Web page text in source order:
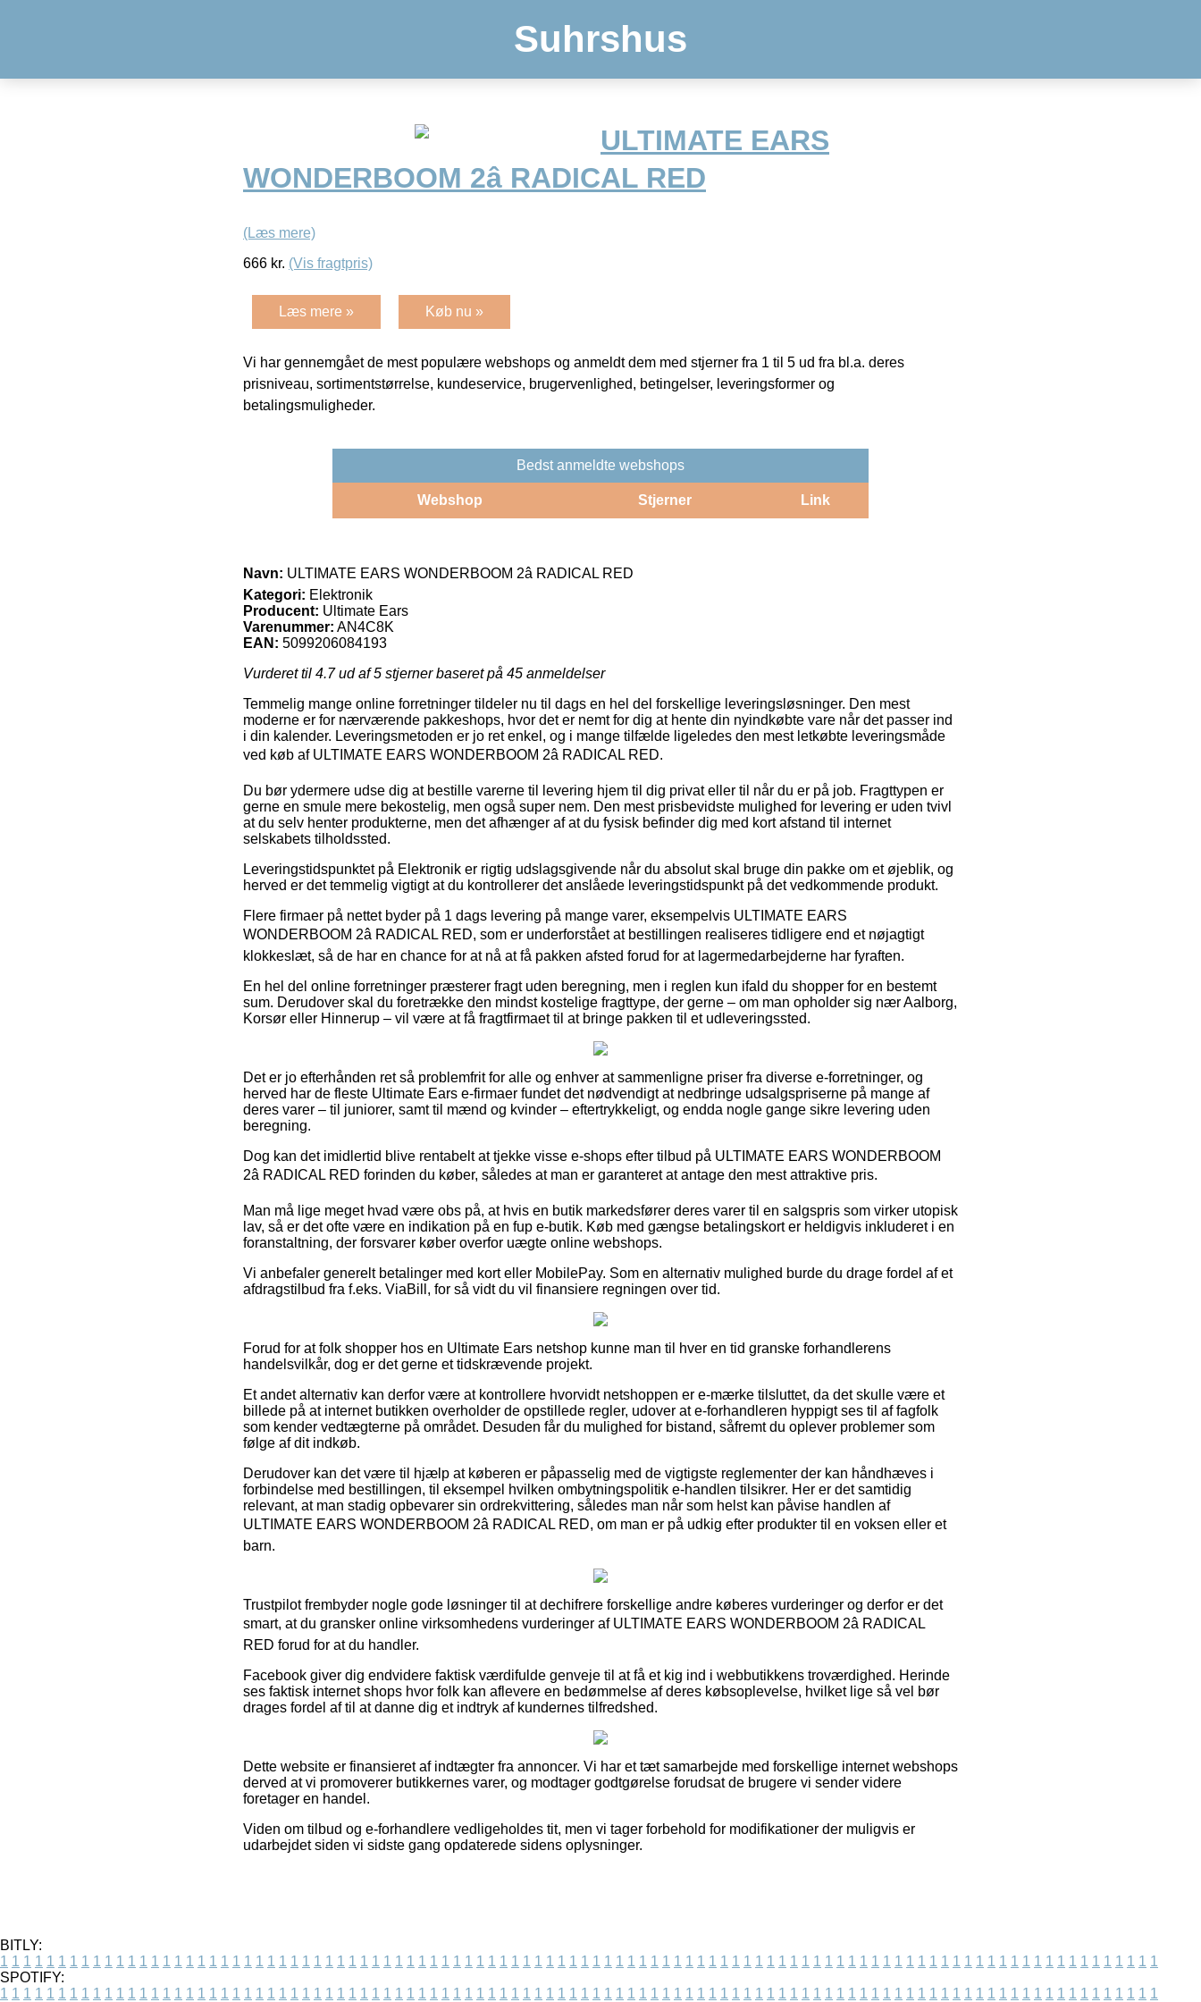
Suhrshus
ULTIMATE EARS
WONDERBOOM 2â RADICAL RED
(Læs mere)
666 kr. (Vis fragtpris)
Læs mere » Køb nu »
Vi har gennemgået de mest populære webshops og anmeldt dem med stjerner fra 1 til 5 ud fra bl.a. deres
prisniveau, sortimentstørrelse, kundeservice, brugervenlighed, betingelser, leveringsformer og
betalingsmuligheder.
Bedst anmeldte webshops
Webshop Stjerner Link
Navn: ULTIMATE EARS WONDERBOOM 2â RADICAL RED
Kategori: Elektronik
Producent: Ultimate Ears
Varenummer: AN4C8K
EAN: 5099206084193
Vurderet til 4.7ud af 5 stjerner baseret på 45 anmeldelser
Temmelig mange online forretninger tildeler nu til dags en hel del forskellige leveringsløsninger. Den mest
moderne er for nærværende pakkeshops, hvor det er nemt for dig at hente din nyindkøbte vare når det passer ind
i din kalender. Leveringsmetoden er jo ret enkel, og i mange tilfælde ligeledes den mest letkøbte leveringsmåde
ved køb af ULTIMATE EARS WONDERBOOM 2â RADICAL RED.
Du bør ydermere udse dig at bestille varerne til levering hjem til dig privat eller til når du er på job. Fragttypen er
gerne en smule mere bekostelig, men også super nem. Den mest prisbevidste mulighed for levering er uden tvivl
at du selv henter produkterne, men det afhænger af at du fysisk befinder dig med kort afstand til internet
selskabets tilholdssted.
Leveringstidspunktet på Elektronik er rigtig udslagsgivende når du absolut skal bruge din pakke om et øjeblik, og
herved er det temmelig vigtigt at du kontrollerer det anslåede leveringstidspunkt på det vedkommende produkt.
Flere firmaer på nettet byder på 1 dags levering på mange varer, eksempelvis ULTIMATE EARS
WONDERBOOM 2â RADICAL RED, som er underforstået at bestillingen realiseres tidligere end et nøjagtigt
klokkeslæt, så de har en chance for at nå at få pakken afsted forud for at lagermedarbejderne har fyraften.
En hel del online forretninger præsterer fragt uden beregning, men i reglen kun ifald du shopper for en bestemt
sum. Derudover skal du foretrække den mindst kostelige fragttype, der gerne – om man opholder sig nær Aalborg,
Korsør eller Hinnerup – vil være at få fragtfirmaet til at bringe pakken til et udleveringssted.
Det er jo efterhånden ret så problemfrit for alle og enhver at sammenligne priser fra diverse e-forretninger, og
herved har de fleste Ultimate Ears e-firmaer fundet det nødvendigt at nedbringe udsalgspriserne på mange af
deres varer – til juniorer, samt til mænd og kvinder – eftertrykkeligt, og endda nogle gange sikre levering uden
beregning.
Dog kan det imidlertid blive rentabelt at tjekke visse e-shops efter tilbud på ULTIMATE EARS WONDERBOOM
2â RADICAL RED forinden du køber, således at man er garanteret at antage den mest attraktive pris.
Man må lige meget hvad være obs på, at hvis en butik markedsfører deres varer til en salgspris som virker utopisk
lav, så er det ofte være en indikation på en fup e-butik. Køb med gængse betalingskort er heldigvis inkluderet i en
foranstaltning, der forsvarer køber overfor uægte online webshops.
Vi anbefaler generelt betalinger med kort eller MobilePay. Som en alternativ mulighed burde du drage fordel af et
afdragstilbud fra f.eks. ViaBill, for så vidt du vil finansiere regningen over tid.
Forud for at folk shopper hos en Ultimate Ears netshop kunne man til hver en tid granske forhandlerens
handelsvilkår, dog er det gerne et tidskrævende projekt.
Et andet alternativ kan derfor være at kontrollere hvorvidt netshoppen er e-mærke tilsluttet, da det skulle være et
billede på at internet butikken overholder de opstillede regler, udover at e-forhandleren hyppigt ses til af fagfolk
som kender vedtægterne på området. Desuden får du mulighed for bistand, såfremt du oplever problemer som
følge af dit indkøb.
Derudover kan det være til hjælp at køberen er påpasselig med de vigtigste reglementer der kan håndhæves i
forbindelse med bestillingen, til eksempel hvilken ombytningspolitik e-handlen tilsikrer. Her er det samtidig
relevant, at man stadig opbevarer sin ordrekvittering, således man når som helst kan påvise handlen af
ULTIMATE EARS WONDERBOOM 2â RADICAL RED, om man er på udkig efter produkter til en voksen eller et
barn.
Trustpilot frembyder nogle gode løsninger til at dechifrere forskellige andre køberes vurderinger og derfor er det
smart, at du gransker online virksomhedens vurderinger af ULTIMATE EARS WONDERBOOM 2â RADICAL
RED forud for at du handler.
Facebook giver dig endvidere faktisk værdifulde genveje til at få et kig ind i webbutikkens troværdighed. Herinde
ses faktisk internet shops hvor folk kan aflevere en bedømmelse af deres købsoplevelse, hvilket lige så vel bør
drages fordel af til at danne dig et indtryk af kundernes tilfredshed.
Dette website er finansieret af indtægter fra annoncer. Vi har et tæt samarbejde med forskellige internet webshops
derved at vi promoverer butikkernes varer, og modtager godtgørelse forudsat de brugere vi sender videre
foretager en handel.
Viden om tilbud og e-forhandlere vedligeholdes tit, men vi tager forbehold for modifikationer der muligvis er
udarbejdet siden vi sidste gang opdaterede sidens oplysninger.
BITLY:
1 1 1 1 1 1 1 1 1 1 1 1 1 1 1 1 1 1 1 1 1 1 1 1 1 1 1 1 1 1 1 1 1 1 1 1 1 1 1 1 1 1 1 1 1 1 1 1 1 1 1 1 1 1 1 1 1 1 1 1 1 1 1 1 1 1 1 1 1 1 1 1 1 1 1 1 1 1 1 1 1 1 1 1 1 1 1 1 1 1 1 1 1 1 1 1 1 1 1 1
SPOTIFY:
1 1 1 1 1 1 1 1 1 1 1 1 1 1 1 1 1 1 1 1 1 1 1 1 1 1 1 1 1 1 1 1 1 1 1 1 1 1 1 1 1 1 1 1 1 1 1 1 1 1 1 1 1 1 1 1 1 1 1 1 1 1 1 1 1 1 1 1 1 1 1 1 1 1 1 1 1 1 1 1 1 1 1 1 1 1 1 1 1 1 1 1 1 1 1 1 1 1 1 1